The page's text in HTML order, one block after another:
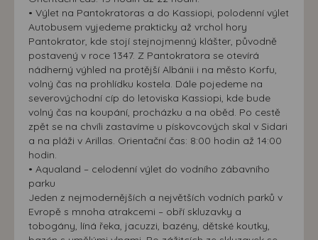
• Výlet na Pantokratoras a do Kassiopi, polodenní výlet
Autobusem vyjedeme prakticky až vrchol hory
Pantokrator, kde stojí stejnojmenný klášter, původně
postavený v roce 1347. Z Pantokratora se otevírá
nádherný výhled na protější Albánii i na město Korfu,
volný čas na prohlídku kostela. Dále pojedeme na
severovýchodní cíp do letoviska Kassiopi, kde bude
volný čas na koupání, procházku a na oběd. Po cestě
zpět se na chvíli zastavíme u pískovcových skal v Sidari
a na pláži v Arillas. Orientační čas: 8:00 hodin až 14:00
hodin.
• Aqualand – celodenní výlet do vodního zábavního
parku
Jeden z nejmodernějších a největších vodních parků v
Evropě s mnoha atrakcemi – obří skluzavky a
tobogány, líná řeka, jacuzzi, bazény, dětské koutky,